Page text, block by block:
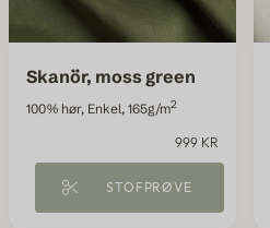
Skanör, moss green
100% hør, Enkel, 165g/m2
999 KR
STOFPRØVE